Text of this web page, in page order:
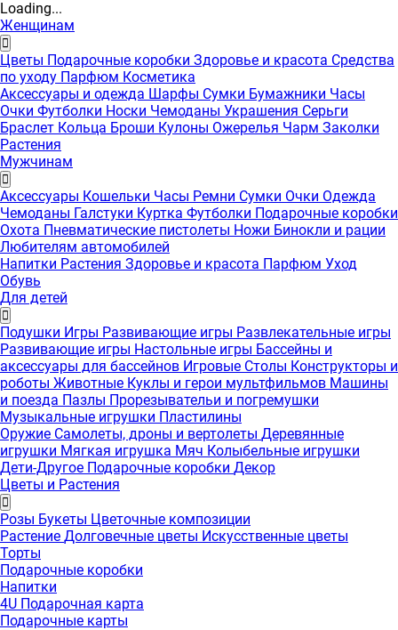
Loading...
Женщинам
Цветы Подарочные коробки Здоровье и красота Средства
по уходу Парфюм Косметика
Аксессуары и одежда Шарфы Сумки Бумажники Часы
Очки Футболки Носки Чемоданы Украшения Серьги
Браслет Кольца Броши Кулоны Ожерелья Чарм Заколки
Растения
Мужчинам
Аксессуары Кошельки Часы Ремни Сумки Очки Одежда
Чемоданы Галстуки Куртка Футболки Подарочные коробки
Охота Пневматические пистолеты Ножи Бинокли и рации
Любителям автомобилей
Напитки Растения Здоровье и красота Парфюм Уход
Обувь
Для детей
Подушки Игры Развивающие игры Развлекательные игры
Развивающие игры Настольные игры Бассейны и
аксессуары для бассейнов Игровые Столы Конструкторы и
роботы Животные Куклы и герои мультфильмов Машины
и поезда Пазлы Прорезывательи и погремушки
Музыкальные игрушки Пластилины
Оружие Самолеты, дроны и вертолеты Деревянные
игрушки Мягкая игрушка Мяч Колыбельные игрушки
Дети-Другое Подарочные коробки Декор
Цветы и Растения
Розы Букеты Цветочные композиции
Растение Долговечные цветы Искусственные цветы
Торты
Подарочные коробки
Напитки
4U Подарочная карта
Подарочные карты